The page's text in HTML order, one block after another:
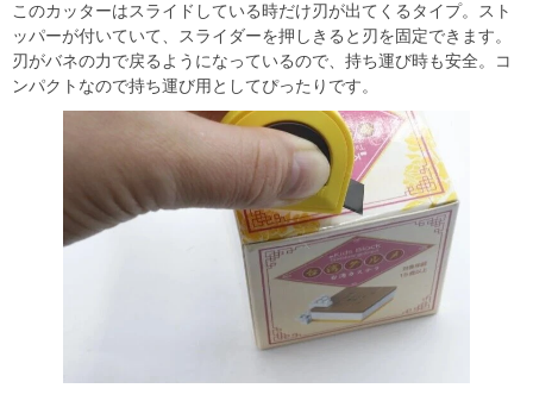
このカッターはスライドしている時だけ刃が出てくるタイプ。スト
ッパーが付いていて、スライダーを押しきると刃を固定できます。
刃がバネの力で戻るようになっているので、持ち運び時も安全。コ
ンパクトなので持ち運び用としてぴったりです。